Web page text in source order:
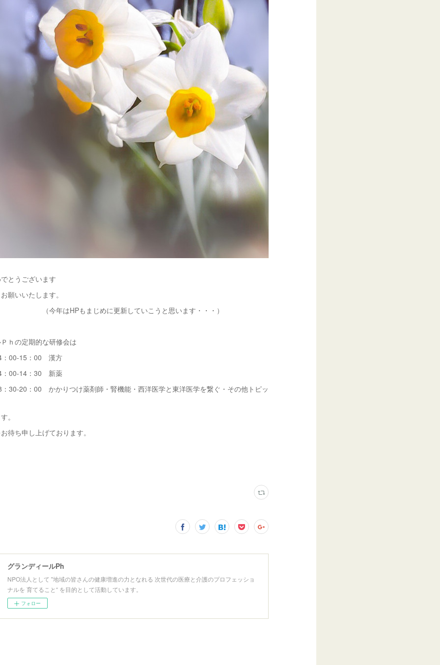
とうございます
願いいたします。
もまじめに更新していこうと思います・・・）
ｈの定期的な研修会は
00-15：00 漢方
00-14：30 新薬
30-20：00 かかりつけ薬剤師・腎機能・西洋医学と東洋医学を繋ぐ・その他トピッ
。
待ち申し上げております。
グランディールPh
NPO法人として ‟地域の皆さんの健康増進の力となれる 次世代の医療と介護のプロフェッショ
ナルを 育てること“ を目的として活動しています。
フォロー